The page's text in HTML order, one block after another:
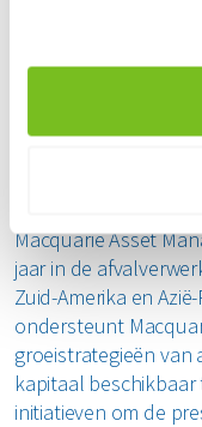
productbedrijf in
economieën.
stappen in, en met
Macquarie Asset
jaar in de
Zuid-Amerika en
ondersteunt
groeistrategieën van
kapitaal
initiatieven om de